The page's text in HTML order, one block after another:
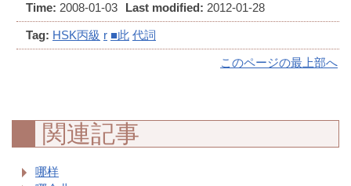
Time: 2008-01-03 Last modified: 2012-01-28
Tag: HSK丙級 r ■此 代詞
このページの最上部へ
関連記事
哪样